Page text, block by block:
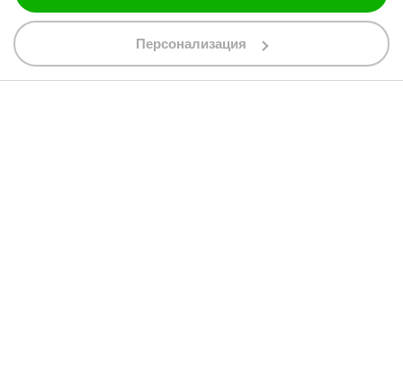
Персонализация
088 200 7002
shop@bobimx.com
гр. Севлиево (П.К. 5400)